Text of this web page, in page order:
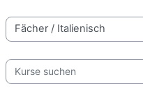
Kursbereiche
Kurse suchen